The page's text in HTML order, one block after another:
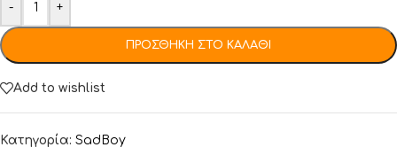
- +
ΠΡΟΣΘΉΚΗ ΣΤΟ ΚΑΛΆΘΙ
Add to wishlist
Κατηγορία: SadBoy